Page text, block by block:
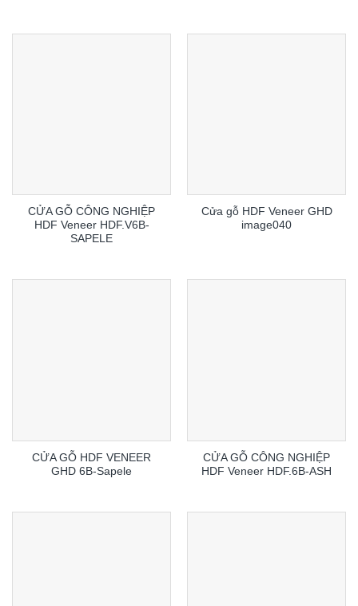
CỬA GỖ CÔNG NGHIỆP
HDF Veneer HDF.V6B-
SAPELE
Cửa gỗ HDF Veneer GHD
image040
CỬA GỖ HDF VENEER
GHD 6B-Sapele
CỬA GỖ CÔNG NGHIỆP
HDF Veneer HDF.6B-ASH